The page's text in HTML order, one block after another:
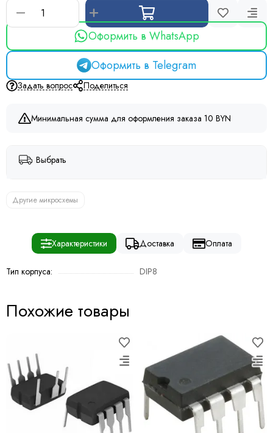
Оформить в WhatsApp
Оформить в Telegram
Задать вопрос Поделиться
Минимальная сумма для оформления заказа 10 BYN
Выбрать
Другие микросхемы
Характеристики Доставка Оплата
Тип корпуса: DIP8
Похожие товары